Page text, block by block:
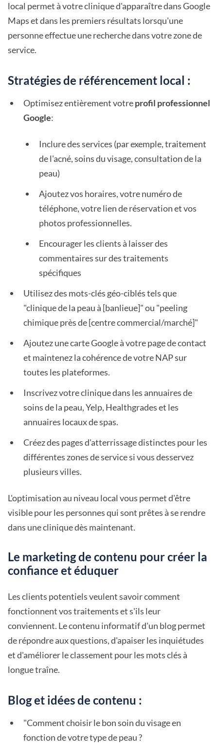
local permet à votre clinique d'apparaître dans Google
Maps et dans les premiers résultats lorsqu'une
personne effectue une recherche dans votre zone de
service.
Stratégies de référencement local :
Optimisez entièrement votreprofil professionnel
Google:
Inclure des services (par exemple, traitement
de l'acné, soins du visage, consultation de la
peau)
Ajoutez vos horaires, votre numéro de
téléphone, votre lien de réservation et vos
photos professionnelles.
Encourager les clients à laisser des
commentaires sur des traitements
spécifiques
Utilisez des mots-clés géo-ciblés tels que
"clinique de la peau à [banlieue]" ou "peeling
chimique près de [centre commercial/marché]"
Ajoutez une carte Google à votre page de contact
et maintenez la cohérence de votre NAP sur
toutes les plateformes.
Inscrivez votre clinique dans les annuaires de
soins de la peau, Yelp, Healthgrades et les
annuaires locaux de spas.
Créez des pages d'atterrissage distinctes pour les
différentes zones de service si vous desservez
plusieurs villes.
L'optimisation au niveau local vous permet d'être
visible pour les personnes qui sont prêtes à se rendre
dans une clinique dès maintenant.
Le marketing de contenu pour créer la
confiance et éduquer
Les clients potentiels veulent savoir comment
fonctionnent vos traitements et s'ils leur
conviennent. Le contenu informatif d'un blog permet
de répondre aux questions, d'apaiser les inquiétudes
et d'améliorer le classement pour les mots clés à
longue traîne.
Blog et idées de contenu :
"Comment choisir le bon soin du visage en
fonction de votre type de peau ?